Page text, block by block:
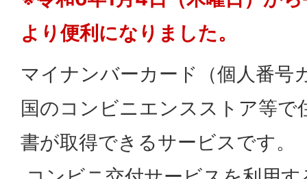
より便利になりました。
マイナンバーカード（個人番号
国のコンビニエンスストア等で
書が取得できるサービスです。